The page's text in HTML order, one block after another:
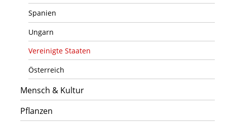
Spanien
Ungarn
Vereinigte Staaten
Österreich
Mensch & Kultur
Pflanzen